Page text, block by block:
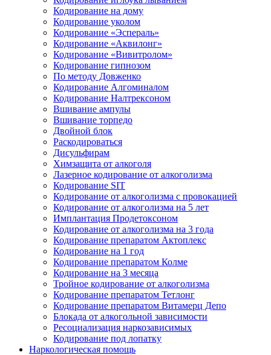
Кодирование на дому
Кодирование уколом
Кодирование «Эспераль»
Кодирование «Аквилонг»
Кодирование «Вивитролом»
Кодирование гипнозом
По методу Довженко
Кодирование Алгоминалом
Кодирование Налтрексоном
Вшивание ампулы
Вшивание торпедо
Двойной блок
Раскодироваться
Дисульфирам
Химзащита от алкоголя
Лазерное кодирование от алкоголизма
Кодирование SIT
Кодирование от алкоголизма с провокацией
Кодирование от алкоголизма на 5 лет
Имплантация Продетоксоном
Кодирование от алкоголизма на 3 года
Кодирование препаратом Актоплекс
Кодирование на 1 год
Кодирование препаратом Колме
Кодирование на 3 месяца
Тройное кодирование от алкоголизма
Кодирование препаратом Тетлонг
Кодирование препаратом Витамерц Депо
Блокада от алкогольной зависимости
Ресоциализация наркозависимых
Кодирование под лопатку
Наркологическая помощь